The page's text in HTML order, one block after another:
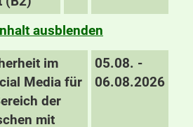
ausblenden
im
Media für
der
mit
05.08. -
06.08.2026